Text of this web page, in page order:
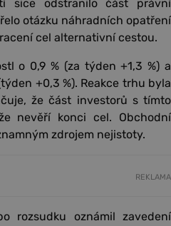
sice odstranilo část právní
otázku náhradních opatření
cel alternativní cestou.
o 0,9 % (za týden +1,3 %) a
+0,3 %). Reakce trhu byla
že část investorů s tímto
nevěří konci cel. Obchodní
zdrojem nejistoty.
REKLAMA
rozsudku oznámil zavedení